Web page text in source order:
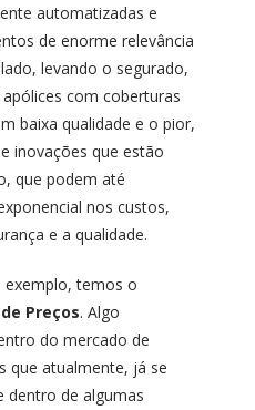
automatizadas e
de enorme relevância
levando o segurado,
com coberturas
baixa qualidade e o pior,
inovações que estão
que podem até
nos custos,
e a qualidade.
exemplo, temos o
Preços. Algo
do mercado de
que atualmente, já se
dentro de algumas